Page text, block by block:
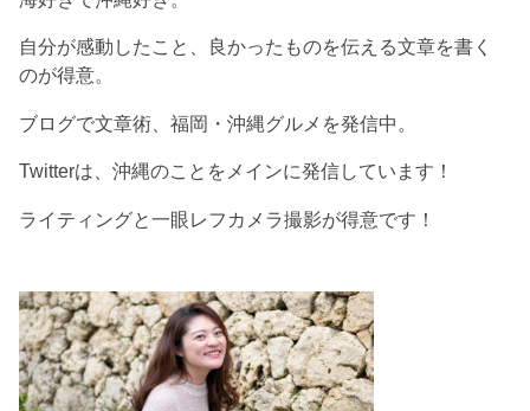
自分が感動したこと、良かったものを伝える文章を書く
のが得意。
ブログで文章術、福岡・沖縄グルメを発信中。
Twitterは、沖縄のことをメインに発信しています！
ライティングと一眼レフカメラ撮影が得意です！